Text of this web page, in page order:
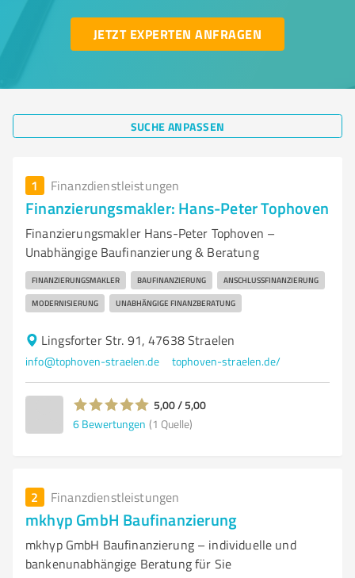
JETZT EXPERTEN ANFRAGEN
SUCHE ANPASSEN
1 Finanzdienstleistungen
Finanzierungsmakler: Hans-Peter Tophoven
Finanzierungsmakler Hans-Peter Tophoven –
Unabhängige Baufinanzierung & Beratung
FINANZIERUNGSMAKLER BAUFINANZIERUNG ANSCHLUSSFINANZIERUNG
MODERNISIERUNG UNABHÄNGIGE FINANZBERATUNG
Lingsforter Str. 91, 47638 Straelen
info@tophoven-straelen.de tophoven-straelen.de/
5,00 / 5,00
6 Bewertungen (1 Quelle)
2 Finanzdienstleistungen
mkhyp GmbH Baufinanzierung
mkhyp GmbH Baufinanzierung – individuelle und
bankenunabhängige Beratung für Sie